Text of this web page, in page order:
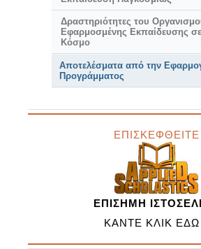
Δραστηριότητες του
Εφαρμοσμένης Εκπαίδευσης
Κόσμο
Αποτελέσματα από την
Προγράμματος
ΕΠΙΣΚΕΦΘΕΙΤΕ
ΕΠΙΣΗΜΗ
ΚΑΝΤΕ ΚΛΙΚ ΕΔΩ